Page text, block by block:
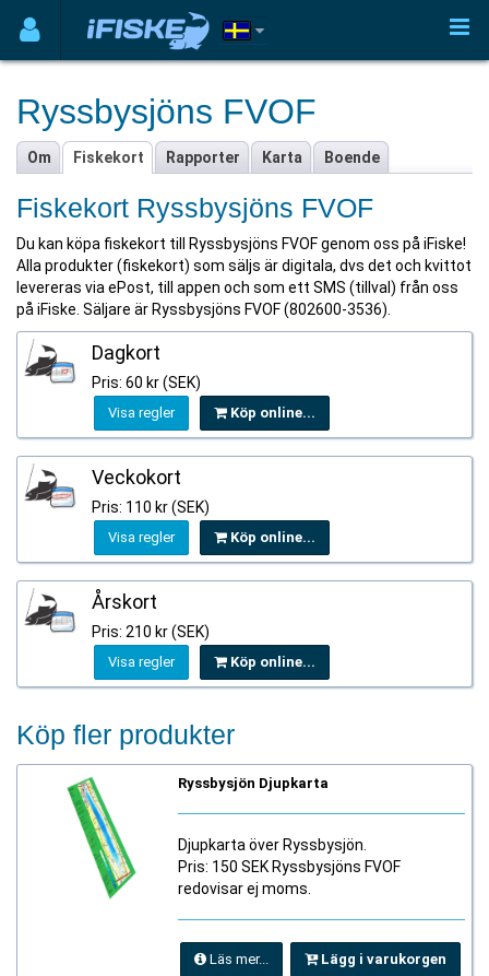
Ryssbysjöns FVOF
Om Fiskekort Rapporter Karta Boende
Fiskekort Ryssbysjöns FVOF
Du kan köpa fiskekort till Ryssbysjöns FVOF genom oss på iFiske!
Alla produkter (fiskekort) som säljs är digitala, dvs det och kvittot
levereras via ePost, till appen och som ett SMS (tillval) från oss
på iFiske. Säljare är Ryssbysjöns FVOF (802600-3536).
Dagkort
Pris: 60 kr (SEK)
Visa regler Köp online...
Veckokort
Pris: 110 kr (SEK)
Visa regler Köp online...
Årskort
Pris: 210 kr (SEK)
Visa regler Köp online...
Köp fler produkter
Ryssbysjön Djupkarta
Djupkarta över Ryssbysjön.
Pris: 150 SEK Ryssbysjöns FVOF
redovisar ej moms.
Läs mer... Lägg i varukorgen